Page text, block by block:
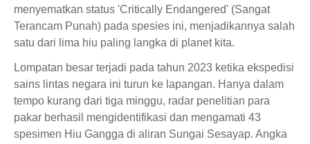
menyematkan status 'Critically Endangered' (Sangat
Terancam Punah) pada spesies ini, menjadikannya salah
satu dari lima hiu paling langka di planet kita.
Lompatan besar terjadi pada tahun 2023 ketika ekspedisi
sains lintas negara ini turun ke lapangan. Hanya dalam
tempo kurang dari tiga minggu, radar penelitian para
pakar berhasil mengidentifikasi dan mengamati 43
spesimen Hiu Gangga di aliran Sungai Sesayap. Angka